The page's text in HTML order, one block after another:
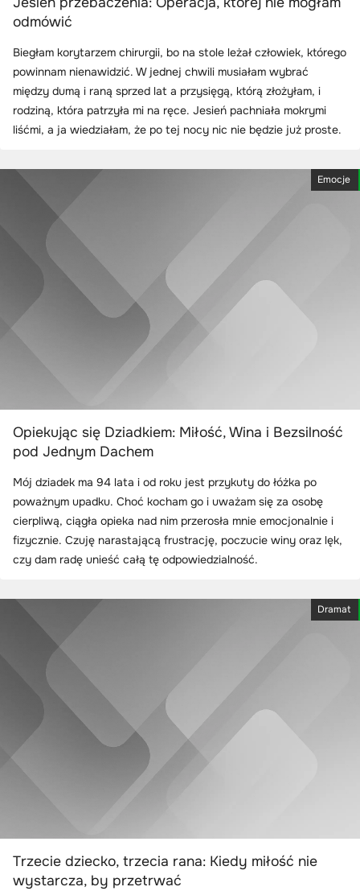
odmówić
Biegłam korytarzem chirurgii, bo na stole leżał człowiek, którego
powinnam nienawidzić. W jednej chwili musiałam wybrać
między dumą i raną sprzed lat a przysięgą, którą złożyłam, i
rodziną, która patrzyła mi na ręce. Jesień pachniała mokrymi
liśćmi, a ja wiedziałam, że po tej nocy nic nie będzie już proste.
Emocje
Opiekując się Dziadkiem: Miłość, Wina i Bezsilność
pod Jednym Dachem
Mój dziadek ma 94 lata i od roku jest przykuty do łóżka po
poważnym upadku. Choć kocham go i uważam się za osobę
cierpliwą, ciągła opieka nad nim przerosła mnie emocjonalnie i
fizycznie. Czuję narastającą frustrację, poczucie winy oraz lęk,
czy dam radę unieść całą tę odpowiedzialność.
Dramat
Trzecie dziecko, trzecia rana: Kiedy miłość nie
wystarcza, by przetrwać